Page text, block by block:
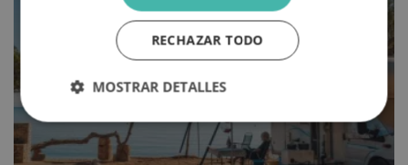
RECHAZAR TODO
MOSTRAR DETALLES